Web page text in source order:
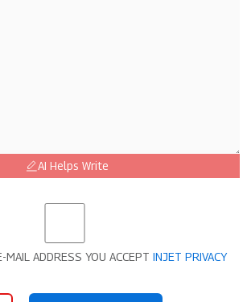
AI Helps Write
MAIL ADDRESS YOU ACCEPT INJET PRIVACY